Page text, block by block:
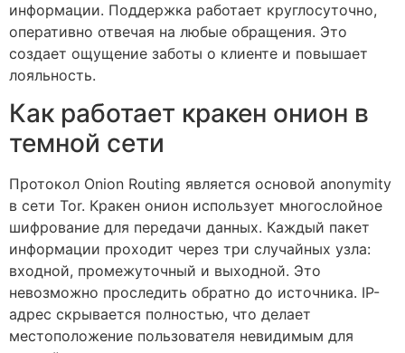
информации. Поддержка работает круглосуточно,
оперативно отвечая на любые обращения. Это
создает ощущение заботы о клиенте и повышает
лояльность.
Как работает кракен онион в
темной сети
Протокол Onion Routing является основой anonymity
в сети Tor. Кракен онион использует многослойное
шифрование для передачи данных. Каждый пакет
информации проходит через три случайных узла:
входной, промежуточный и выходной. Это
невозможно проследить обратно до источника. IP-
адрес скрывается полностью, что делает
местоположение пользователя невидимым для